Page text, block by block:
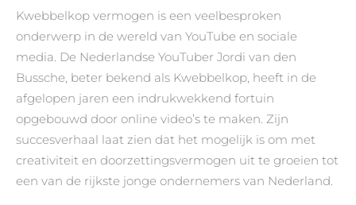
Kwebbelkop vermogen is een veelbesproken
onderwerp in de wereld van YouTube en sociale
media. De Nederlandse YouTuber Jordi van den
Bussche, beter bekend als Kwebbelkop, heeft in de
afgelopen jaren een indrukwekkend fortuin
opgebouwd door online video’s te maken. Zijn
succesverhaal laat zien dat het mogelijk is om met
creativiteit en doorzettingsvermogen uit te groeien tot
een van de rijkste jonge ondernemers van Nederland.